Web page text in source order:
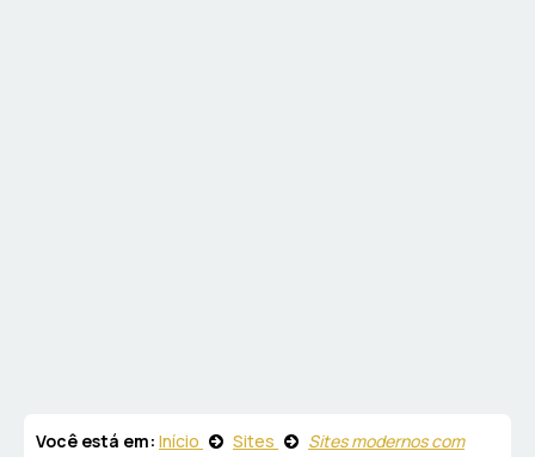
Você está em: Início Sites
Sites modernos com